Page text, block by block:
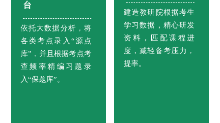
台
依托大数据分析，将
各类考点录入“源点
库”，并且根据考点考
查频率精编习题录
入“保题库”。
建造教研院根据考生
学习数据，精心研发
资料，匹配课程进
度，减轻备考压力，
提率。